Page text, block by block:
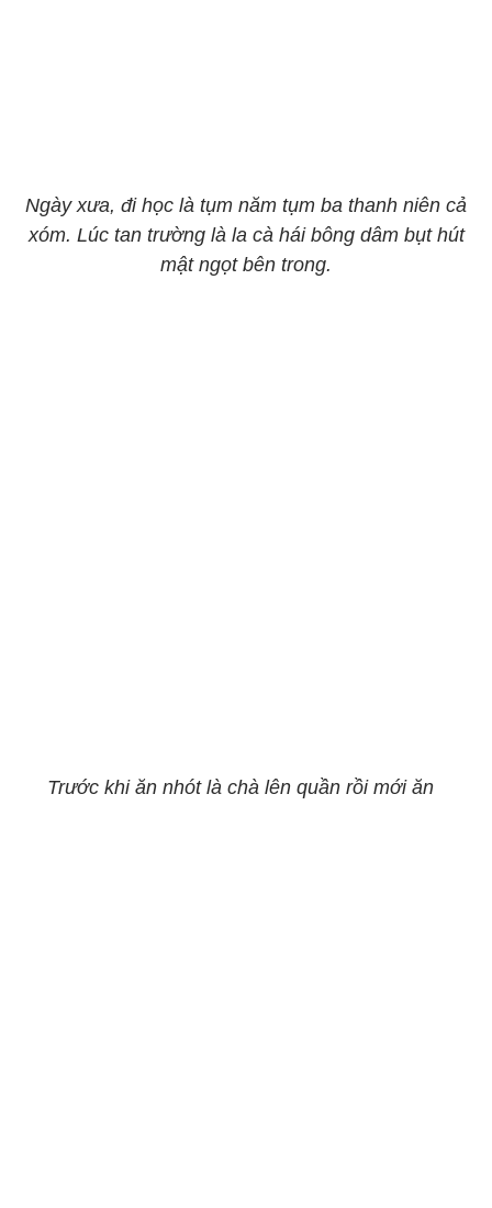
Ngày xưa, đi học là tụm năm tụm ba thanh niên cả
xóm. Lúc tan trường là la cà hái bông dâm bụt hút
mật ngọt bên trong.
Trước khi ăn nhót là chà lên quần rồi mới ăn